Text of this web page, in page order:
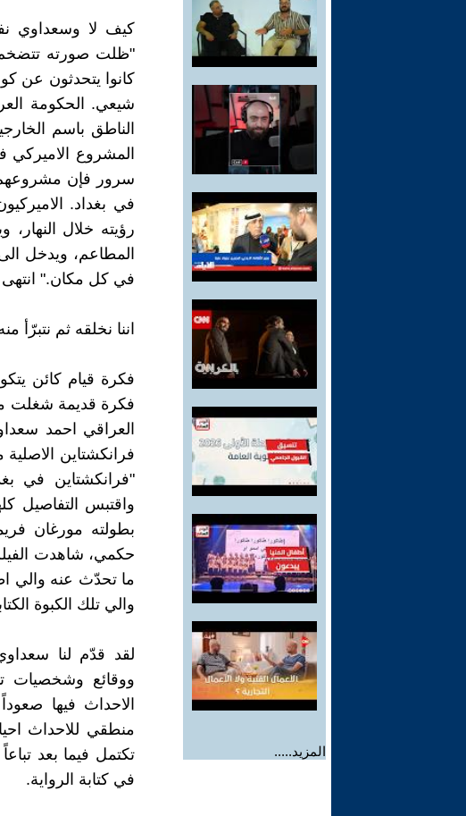
المزيد.....
"ظلت صورته
كانوا يتحدثون عن
شيعي. الحكومة
الناطق باسم
المشروع الاميركي
سرور فإن مشروعهم
في بغداد.
رؤيته خلال
المطاعم، ويدخل
في كل مكان." انتهى
اننا نخلقه ثم نتبرّأ
فكرة قيام كائن
فكرة قديمة شغلت
العراقي احمد
فرانكشتاين
"فرانكشتاين في
حكمي، شاهدت
ما تحدّث عنه والي
والي تلك الكبوة
لقد قدّم لنا
ووقائع وشخصيات
الاحداث فيها
منطقي للاحداث
تكتمل فيما بعد
في كتابة الرواية.